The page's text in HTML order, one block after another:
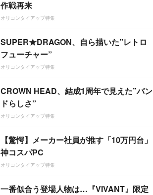
作戦再来
オリコンタイアップ特集
SUPER★DRAGON、自ら描いた”レトロ
フューチャー”
オリコンタイアップ特集
CROWN HEAD、結成1周年で見えた”バン
ドらしさ”
オリコンタイアップ特集
【驚愕】メーカー社員が推す「10万円台」
神コスパPC
オリコンタイアップ特集
一番似合う登場人物は…『VIVANT』限定